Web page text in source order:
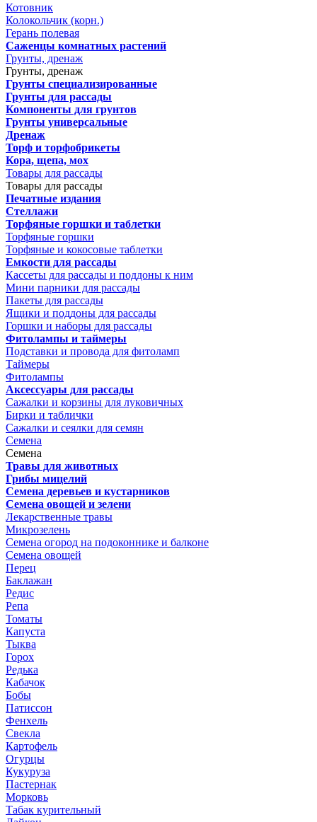
Котовник
Колокольчик (корн.)
Герань полевая
Саженцы комнатных растений
Грунты, дренаж
Грунты, дренаж
Грунты специализированные
Грунты для рассады
Компоненты для грунтов
Грунты универсальные
Дренаж
Торф и торфобрикеты
Кора, щепа, мох
Товары для рассады
Товары для рассады
Печатные издания
Стеллажи
Торфяные горшки и таблетки
Торфяные горшки
Торфяные и кокосовые таблетки
Емкости для рассады
Кассеты для рассады и поддоны к ним
Мини парники для рассады
Пакеты для рассады
Ящики и поддоны для рассады
Горшки и наборы для рассады
Фитолампы и таймеры
Подставки и провода для фитоламп
Таймеры
Фитолампы
Аксессуары для рассады
Сажалки и корзины для луковичных
Бирки и таблички
Сажалки и сеялки для семян
Семена
Семена
Травы для животных
Грибы мицелий
Семена деревьев и кустарников
Семена овощей и зелени
Лекарственные травы
Микрозелень
Семена огород на подоконнике и балконе
Семена овощей
Перец
Баклажан
Редис
Репа
Томаты
Капуста
Тыква
Горох
Редька
Кабачок
Бобы
Патиссон
Фенхель
Свекла
Картофель
Огурцы
Кукуруза
Пастернак
Морковь
Табак курительный